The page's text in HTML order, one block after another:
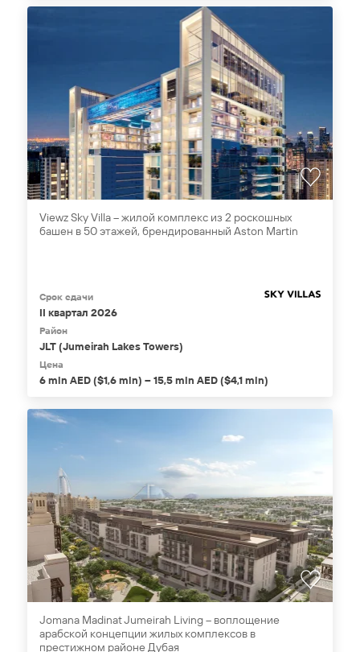
Viewz Sky Villa – жилой комплекс из 2 роскошных
башен в 50 этажей, брендированный Aston Martin
Срок сдачи
II квартал 2026
Район
JLT (Jumeirah Lakes Towers)
Цена
6 mln AED ($1,6 mln) – 15,5 mln AED ($4,1 mln)
Jomana Madinat Jumeirah Living – воплощение
арабской концепции жилых комплексов в
престижном районе Дубая